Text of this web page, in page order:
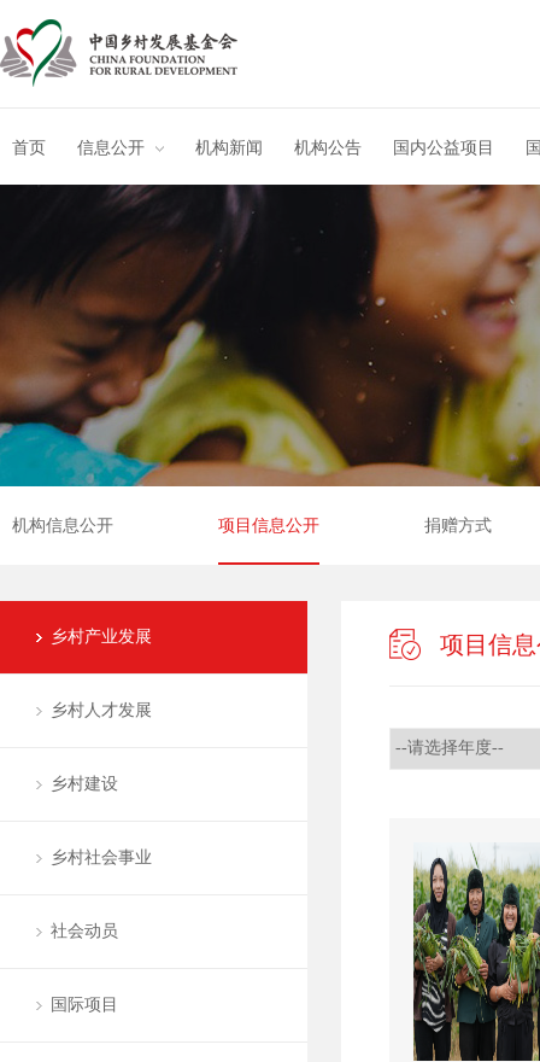
首页 信息公开 机构新闻 机构公告 国内公益项目
机构信息公开 项目信息公开 捐赠方式
乡村产业发展
乡村人才发展
乡村建设
乡村社会事业
社会动员
国际项目
项目信